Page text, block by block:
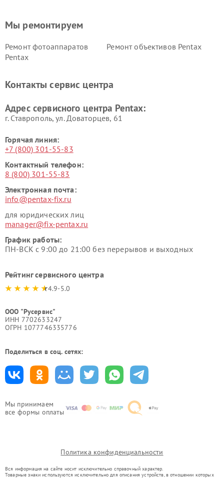
Мы принимаем
все формы оплаты
Мы ремонтируем
Ремонт фотоаппаратов
Pentax
Ремонт объективов Pentax
Контакты сервис центра
Адрес сервисного центра Pentax:
г. Ставрополь, ул. Доваторцев, 61
Горячая линия:
+7 (800) 301-55-83
Контактный телефон:
8 (800) 301-55-83
Электронная почта:
info@pentax-fix.ru
для юридических лиц
manager@fix-pentax.ru
График работы:
ПН-ВСК с 9:00 до 21:00 без перерывов и выходных
Рейтинг сервисного центра
4.9-5.0
ООО "Русервис"
ИНН 7702633247
ОГРН 1077746335776
Поделиться в соц. сетях:
Политика конфиденциальности
Вся информация на сайте носит исключительно справочный характер.
Товарные знаки используются исключительно для описания устройств, в отношении которых